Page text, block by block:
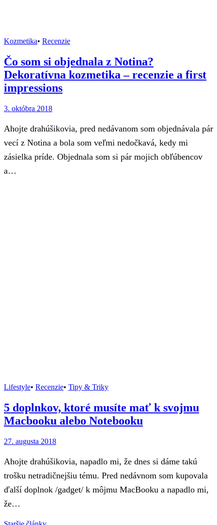
Kozmetika• Recenzie
Čo som si objednala z Notina?
Dekoratívna kozmetika – recenzie a first
impressions
3. októbra 2018
Ahojte drahúšikovia, pred nedávanom som objednávala pár
vecí z Notina a bola som veľmi nedočkavá, kedy mi
zásielka príde. Objednala som si pár mojich obľúbencov
a…
Lifestyle• Recenzie• Tipy & Triky
5 doplnkov, ktoré musíte mať k svojmu
Macbooku alebo Notebooku
27. augusta 2018
Ahojte drahúšikovia, napadlo mi, že dnes si dáme takú
trošku netradičnejšiu tému. Pred nedávnom som kupovala
ďalší doplnok /gadget/ k môjmu MacBooku a napadlo mi,
že…